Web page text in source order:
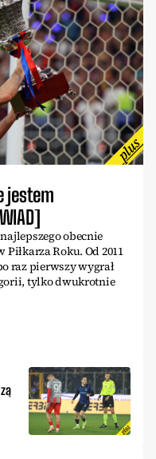
jestem
obecnie
Roku. Od 2011
raz pierwszy wygrał
tylko dwukrotnie